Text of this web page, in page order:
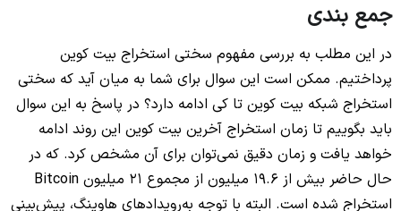
جمع بندی
در این مطلب به بررسی مفهوم سختی استخراج بیت کوین
پرداختیم. ممکن است این سوال برای شما به میان آید که سختی
استخراج شبکه بیت کوین تا کی ادامه دارد؟ در پاسخ به این سوال
باید بگوییم تا زمان استخراج آخرین بیت کوین این روند ادامه
خواهد یافت و زمان دقیق نمی‌توان برای آن مشخص کرد. که در
حال حاضر بیش از 19.6 میلیون از مجموع 21 میلیون Bitcoin
استخراج شده است. البته با توجه به‌رویدادهای هاوینگ، پیش‌بینی